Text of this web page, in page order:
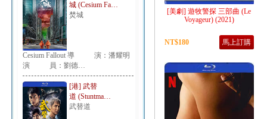
城 (Cesium Fa…
焚城
Cesium Fallout 導 演：潘耀明
演 員：劉德…
[港] 武替
道 (Stuntma…
武替道
[美劇] 遊牧警探 三部曲 (Le
Voyageur‎) (2021)
NT$180 馬上訂購